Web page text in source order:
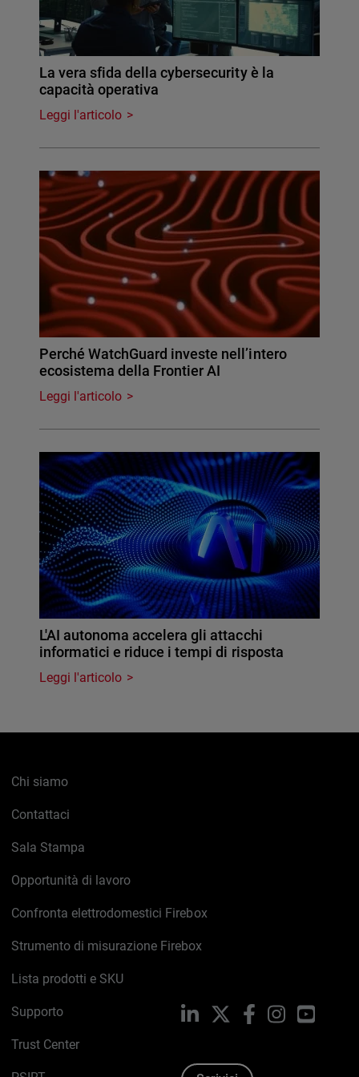
La vera sfida della cybersecurity è la
capacità operativa
Leggi l'articolo
Perché WatchGuard investe nell’intero
ecosistema della Frontier AI
Leggi l'articolo
L'AI autonoma accelera gli attacchi
informatici e riduce i tempi di risposta
Leggi l'articolo
Chi siamo
Contattaci
Sala Stampa
Opportunità di lavoro
Confronta elettrodomestici Firebox
Strumento di misurazione Firebox
Lista prodotti e SKU
Supporto
Trust Center
LinkedIn FacebookInstagram